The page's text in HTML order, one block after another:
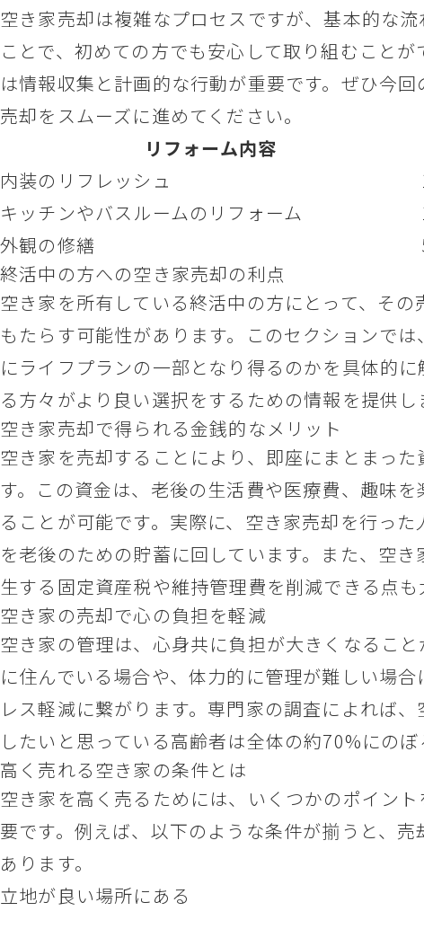
空き家売却は複雑なプロセスですが、基本的な
ことで、初めての方でも安心して取り組むこと
は情報収集と計画的な行動が重要です。ぜひ今
売却をスムーズに進めてください。
リフォーム内容
内装のリフレッシュ
キッチンやバスルームのリフォーム
外観の修繕
終活中の方への空き家売却の利点
空き家を所有している終活中の方にとって、そ
もたらす可能性があります。このセクションで
にライフプランの一部となり得るのかを具体的
る方々がより良い選択をするための情報を提供し
空き家売却で得られる金銭的なメリット
空き家を売却することにより、即座にまとまっ
す。この資金は、老後の生活費や医療費、趣味
ることが可能です。実際に、空き家売却を行っ
を老後のための貯蓄に回しています。また、空
生する固定資産税や維持管理費を削減できる点も
空き家の売却で心の負担を軽減
空き家の管理は、心身共に負担が大きくなるこ
に住んでいる場合や、体力的に管理が難しい場
レス軽減に繋がります。専門家の調査によれば
したいと思っている高齢者は全体の約70%にのぼ
高く売れる空き家の条件とは
空き家を高く売るためには、いくつかのポイン
要です。例えば、以下のような条件が揃うと、
あります。
立地が良い場所にある